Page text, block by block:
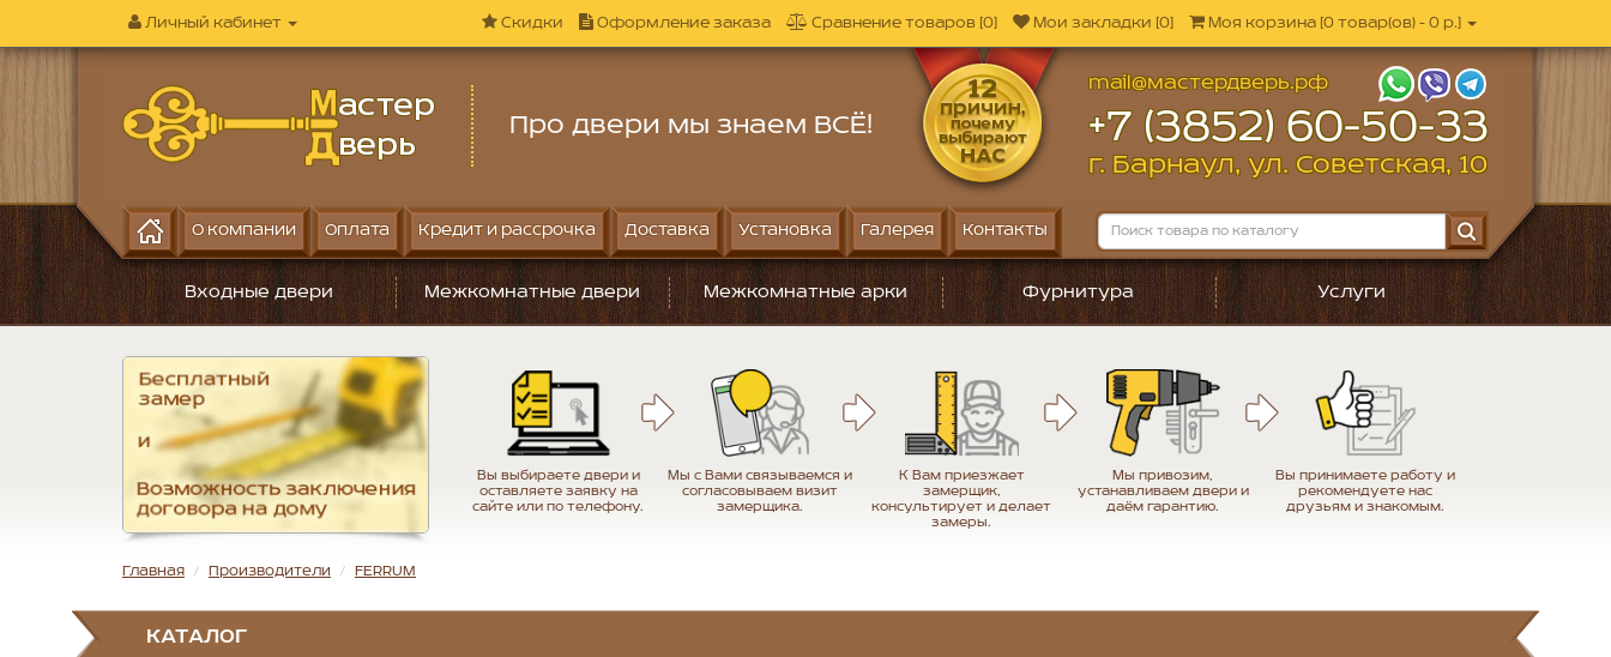
Личный кабинет Скидки Оформление заказа Сравнение товаров [0] Мои закладки [0] Моя корзина [0 товар(ов) - 0 р.]
Про двери мы знаем ВСЁ!
mail@мастердверь.рф
+7 (3852) 60-50-33
г. Барнаул, ул. Советская, 10
О компании Оплата Кредит и рассрочка Доставка Установка Галерея Контакты
Входные двери Межкомнатные двери Межкомнатные арки Фурнитура Услуги
Вы выбираете двери и
оставляете заявку на
сайте или по телефону.
Мы с Вами связываемся и
согласовываем визит
замерщика.
К Вам приезжает
замерщик,
консультирует и делает
замеры.
Мы привозим,
устанавливаем двери и
даём гарантию.
Вы принимаете работу и
рекомендуете нас
друзьям и знакомым.
Главная Производители FERRUM
КАТАЛОГ